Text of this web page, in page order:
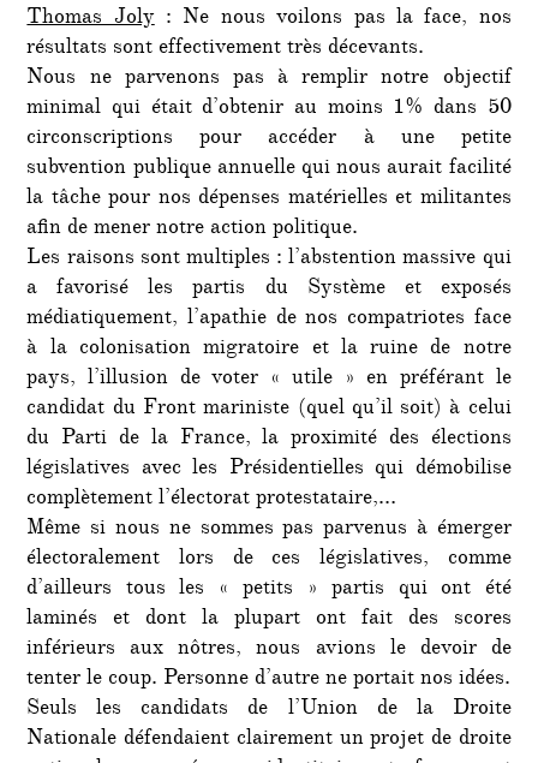
Thomas Joly: Ne nous voilons pas la face, nos
résultats sont effectivement très décevants.
Nous ne parvenons pas à remplir notre objectif
minimal qui était d’obtenir au moins 1% dans 50
circonscriptions pour accéder à une petite
subvention publique annuelle qui nous aurait facilité
la tâche pour nos dépenses matérielles et militantes
afin de mener notre action politique.
Les raisons sont multiples : l’abstention massive qui
a favorisé les partis du Système et exposés
médiatiquement, l’apathie de nos compatriotes face
à la colonisation migratoire et la ruine de notre
pays, l’illusion de voter « utile » en préférant le
candidat du Front mariniste (quel qu’il soit) à celui
du Parti de la France, la proximité des élections
législatives avec les Présidentielles qui démobilise
complètement l’électorat protestataire,…
Même si nous ne sommes pas parvenus à émerger
électoralement lors de ces législatives, comme
d’ailleurs tous les « petits » partis qui ont été
laminés et dont la plupart ont fait des scores
inférieurs aux nôtres, nous avions le devoir de
tenter le coup. Personne d’autre ne portait nos idées.
Seuls les candidats de l’Union de la Droite
Nationale défendaient clairement un projet de droite